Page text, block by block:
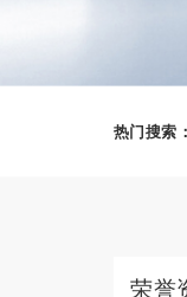
热门搜索：
荣誉